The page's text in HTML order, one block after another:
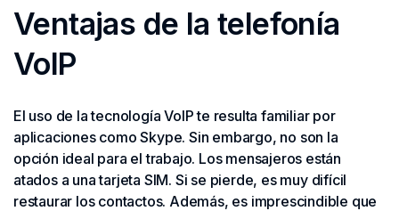
Ventajas de la telefonía
VoIP
El uso de la tecnología VoIP te resulta familiar por
aplicaciones como Skype. Sin embargo, no son la
opción ideal para el trabajo. Los mensajeros están
atados a una tarjeta SIM. Si se pierde, es muy difícil
restaurar los contactos. Además, es imprescindible que